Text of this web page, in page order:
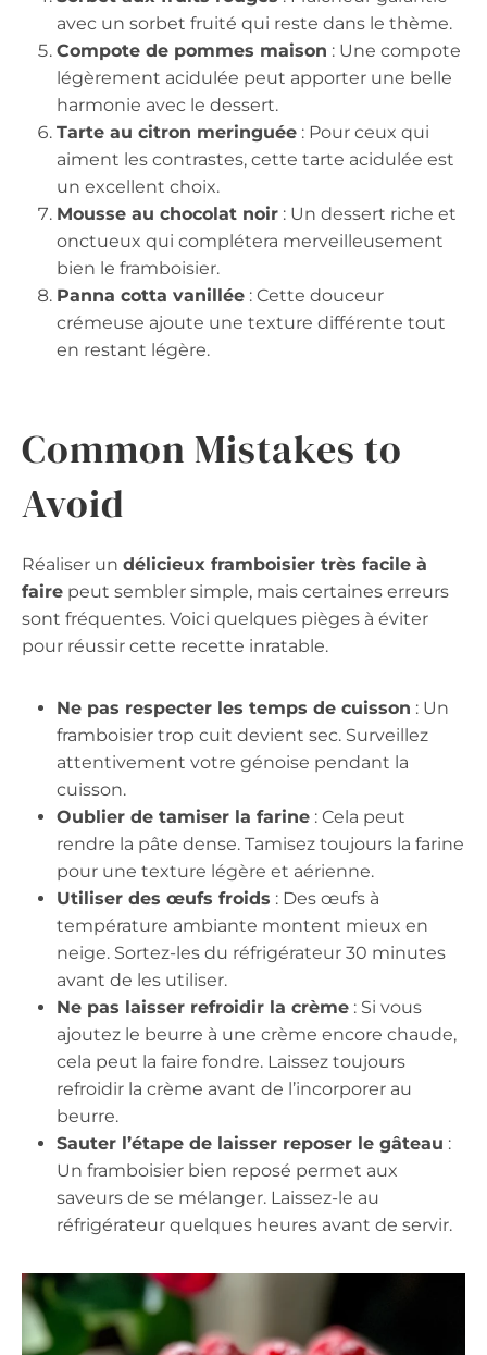
avec un sorbet fruité qui reste dans le thème.
Compote de pommes maison : Une compote
légèrement acidulée peut apporter une belle
harmonie avec le dessert.
Tarte au citron meringuée : Pour ceux qui
aiment les contrastes, cette tarte acidulée est
un excellent choix.
Mousse au chocolat noir : Un dessert riche et
onctueux qui complétera merveilleusement
bien le framboisier.
Panna cotta vanillée : Cette douceur
crémeuse ajoute une texture différente tout
en restant légère.
Common Mistakes to
Avoid
Réaliser un délicieux framboisier très facile à
faire peut sembler simple, mais certaines erreurs
sont fréquentes. Voici quelques pièges à éviter
pour réussir cette recette inratable.
Ne pas respecter les temps de cuisson : Un
framboisier trop cuit devient sec. Surveillez
attentivement votre génoise pendant la
cuisson.
Oublier de tamiser la farine : Cela peut
rendre la pâte dense. Tamisez toujours la farine
pour une texture légère et aérienne.
Utiliser des œufs froids : Des œufs à
température ambiante montent mieux en
neige. Sortez-les du réfrigérateur 30 minutes
avant de les utiliser.
Ne pas laisser refroidir la crème : Si vous
ajoutez le beurre à une crème encore chaude,
cela peut la faire fondre. Laissez toujours
refroidir la crème avant de l’incorporer au
beurre.
Sauter l’étape de laisser reposer le gâteau :
Un framboisier bien reposé permet aux
saveurs de se mélanger. Laissez-le au
réfrigérateur quelques heures avant de servir.